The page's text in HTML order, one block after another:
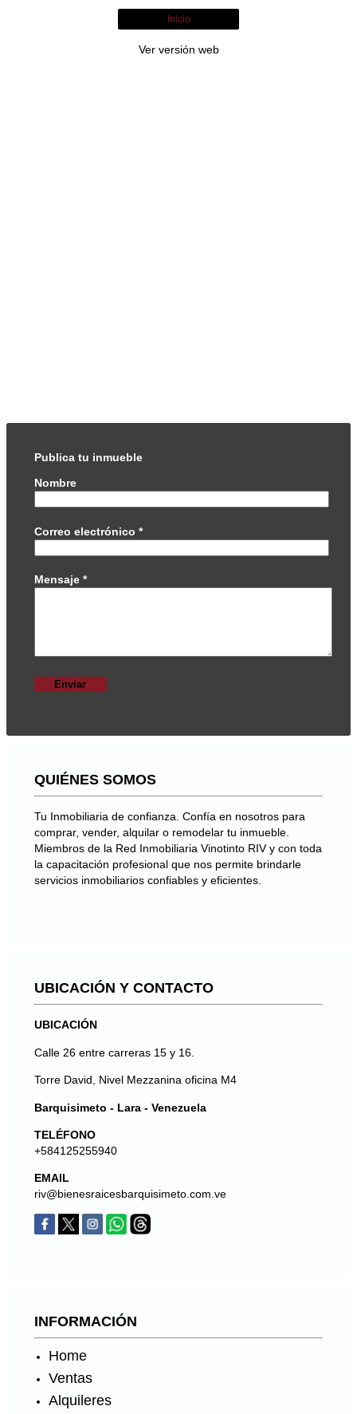
Inicio
Ver versión web
Publica tu inmueble
Nombre
Correo electrónico *
Mensaje *
QUIÉNES SOMOS
Tu Inmobiliaria de confianza. Confía en nosotros para
comprar, vender, alquilar o remodelar tu inmueble.
Miembros de la Red Inmobiliaria Vinotinto RIV y con toda
la capacitación profesional que nos permite brindarle
servicios inmobiliarios confiables y eficientes.
UBICACIÓN Y CONTACTO
UBICACIÓN
Calle 26 entre carreras 15 y 16.
Torre David, Nivel Mezzanina oficina M4
Barquisimeto - Lara - Venezuela
TELÉFONO
+584125255940
EMAIL
riv@bienesraicesbarquisimeto.com.ve
INFORMACIÓN
Home
Ventas
Alquileres